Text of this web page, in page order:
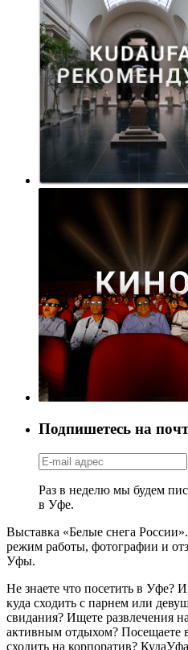
Подпишетесь на
Раз в неделю мы будем
в Уфе.
Выставка «Белые снега
режим работы, фотографии и
Уфы.
Не знаете что посетить в Уфе?
куда сходить с парнем или
свидания? Ищете развлечения
активным отдыхом? Посещаете
сходить на корпоратив?